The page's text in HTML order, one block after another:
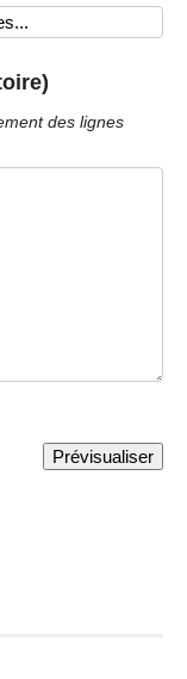
des lignes